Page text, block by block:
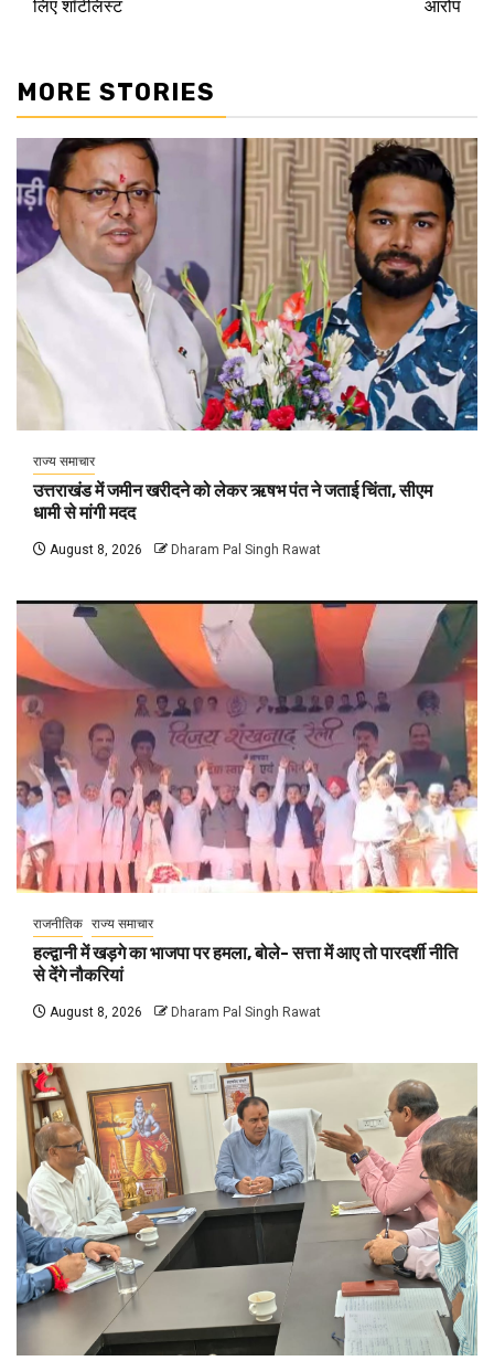
लिए शॉर्टलिस्ट आरोप
MORE STORIES
राज्य समाचार
उत्तराखंड में जमीन खरीदने को लेकर ऋषभ पंत ने जताई चिंता, सीएम
धामी से मांगी मदद
August 8, 2026 Dharam Pal Singh Rawat
राजनीतिक राज्य समाचार
हल्द्वानी में खड़गे का भाजपा पर हमला, बोले- सत्ता में आए तो पारदर्शी नीति
से देंगे नौकरियां
August 8, 2026 Dharam Pal Singh Rawat